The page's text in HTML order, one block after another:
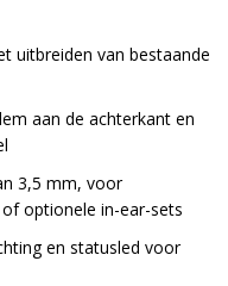
uitbreiden van bestaande
aan de achterkant en
3,5 mm, voor
optionele in-ear-sets
en statusled voor